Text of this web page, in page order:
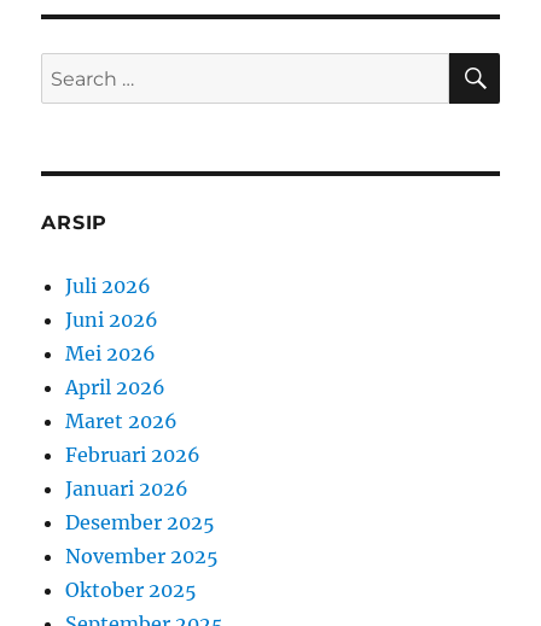
Search
for:
ARSIP
Juli 2026
Juni 2026
Mei 2026
April 2026
Maret 2026
Februari 2026
Januari 2026
Desember 2025
November 2025
Oktober 2025